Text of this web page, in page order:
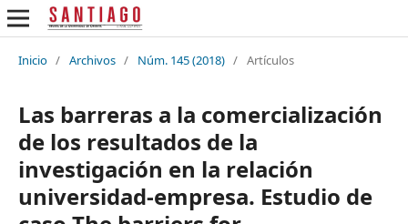
Inicio / Archivos / Núm. 145 (2018) / Artículos
Las barreras a la comercialización
de los resultados de la
investigación en la relación
universidad-empresa. Estudio de